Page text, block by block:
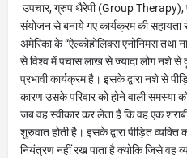
उपचार, ग्रुप थैरेपी (Group Therapy),
संयोजन से बनाये गए कार्यक्रम की सहायता
अमेरिका के “ऐल्कोहोलिक्स एनोनिमस तथा
से विश्व में पचास लाख से ज्यादा लोग नशे
प्रभावी कार्यक्रम है। इसके द्वारा नशे से
कारण उसके परिवार को होने वाली समस्या
जब वह स्वीकार कर लेता है कि वह एक
शुरुवात होती है। इसके द्वारा पीड़ित
नियंत्रण नहीं रख पाता है क्योकि जिसे